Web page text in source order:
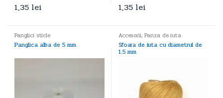
1,35 lei 1,35 lei
Panglici sticle
Panglica alba de 5 mm
Accesorii,Panza de iuta
Sfoara de iuta cu diametrul de
1.5 mm